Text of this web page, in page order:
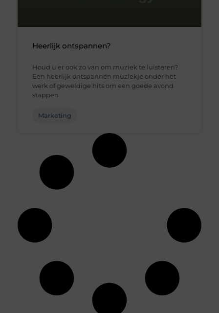
Heerlijk ontspannen?
Houd u er ook zo van om muziek te luisteren?
Een heerlijk ontspannen muziekje onder het
werk of geweldige hits om een goede avond
stappen
Marketing